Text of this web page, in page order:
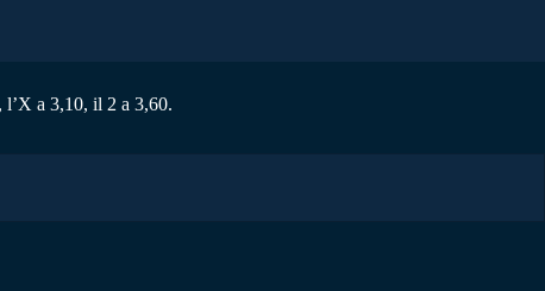
l’X a 3,10, il 2 a 3,60.